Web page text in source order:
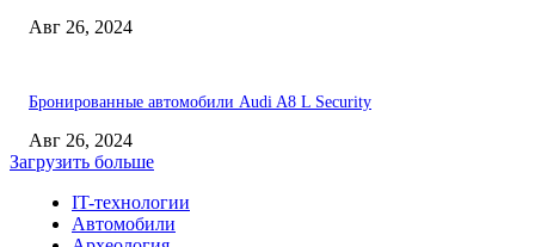
Авг 26, 2024
Бронированные автомобили Audi A8 L Security
Авг 26, 2024
Загрузить больше
IT-технологии
Автомобили